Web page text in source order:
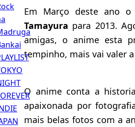
Em Março deste ano o
Tamayura para 2013.
amigas, o anime esta
tempinho, mais vai valer
O anime conta a
apaixonada por
mais belas fotos com a